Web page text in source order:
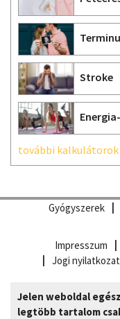
Stroke
további kalkulátorok
Gyógyszerek
Impresszum
Jogi
Jelen weboldal
legtöbb tartalom